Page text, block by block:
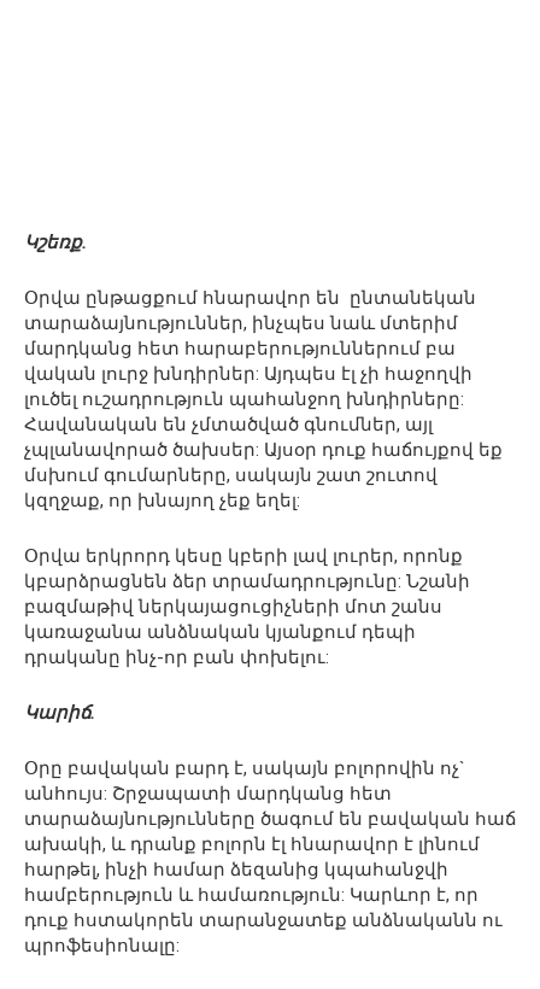
Կշեռք.
Օրվա ընթացքում հնարավոր են ընտանեկան
տարաձայնություններ, ինչպես նաև մտերիմ
մարդկանց հետ հարաբերություններում բա
վական լուրջ խնդիրներ: Այդպես էլ չի հաջողվի
լուծել ուշադրություն պահանջող խնդիրները:
Հավանական են չմտածված գնումներ, այլ
չպլանավորած ծախսեր: Այսօր դուք հաճույքով եք
մսխում գումարները, սակայն շատ շուտով
կզղջաք, որ խնայող չեք եղել:
Օրվա երկրորդ կեսը կբերի լավ լուրեր, որոնք
կբարձրացնեն ձեր տրամադրությունը: Նշանի
բազմաթիվ ներկայացուցիչների մոտ շանս
կառաջանա անձնական կյանքում դեպի
դրականը ինչ-որ բան փոխելու:
Կարիճ.
Օրը բավական բարդ է, սակայն բոլորովին ոչ`
անհույս: Շրջապատի մարդկանց հետ
տարաձայնությունները ծագում են բավական հաճ
ախակի, և դրանք բոլորն էլ հնարավոր է լինում
հարթել, ինչի համար ձեզանից կպահանջվի
համբերություն և համառություն: Կարևոր է, որ
դուք հստակորեն տարանջատեք անձնականն ու
պրոֆեսիոնալը: